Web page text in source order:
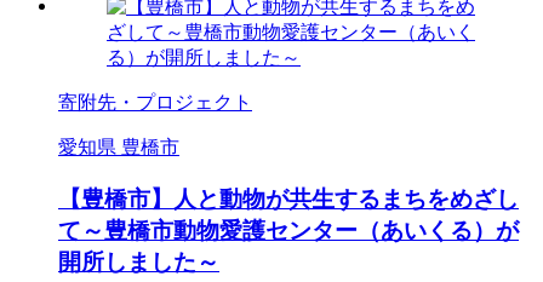
寄附先・プロジェクト
愛知県 豊橋市
【豊橋市】人と動物が共生するまちをめざし
て～豊橋市動物愛護センター（あいくる）が
開所しました～